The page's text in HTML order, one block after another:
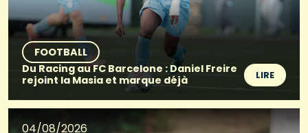
FOOTBALL
Du Racing au FC Barcelone : Daniel Freire
rejoint la Masia et marque déjà
LIRE
04/08/2026